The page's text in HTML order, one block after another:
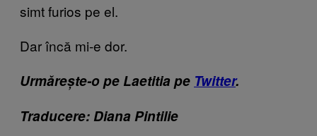
simt furios pe el.
Dar încă mi-e dor.
Urmărește-o pe Laetitia pe Twitter.
Traducere: Diana Pintilie